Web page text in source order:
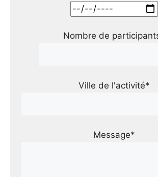
Nombre de
Ville de l'activité*
Message*